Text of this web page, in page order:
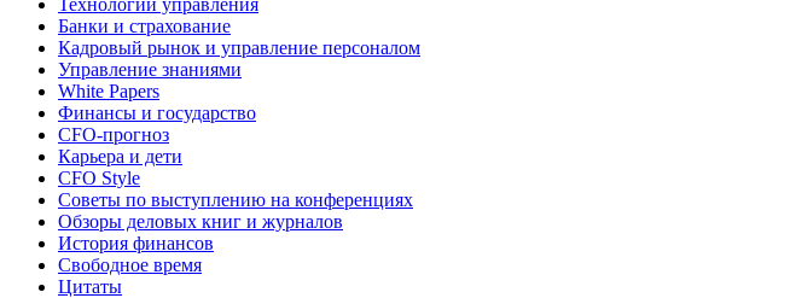
Технологии управления
Банки и страхование
Кадровый рынок и управление персоналом
Управление знаниями
White Papers
Финансы и государство
CFO-прогноз
Карьера и дети
CFO Style
Советы по выступлению на конференциях
Обзоры деловых книг и журналов
История финансов
Свободное время
Цитаты